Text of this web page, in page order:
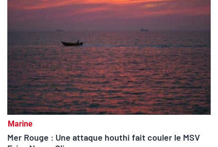
Marine
Mer Rouge : Une attaque houthi fait couler le MSV